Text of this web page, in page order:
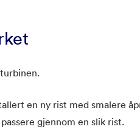
en ny rist med smalere
gjennom en slik rist.